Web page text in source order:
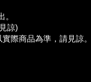
諒)
際商品為準，請見諒。